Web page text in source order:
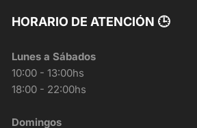
HORARIO DE ATENCIÓN 🕒
Lunes a Sábados
10:00 - 13:00hs
18:00 - 22:00hs
Domingos